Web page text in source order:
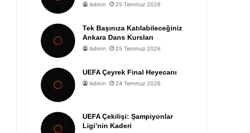
Admin 25 Temmuz 2026
Tek Başınıza Katılabileceğiniz
Ankara Dans Kursları
Admin 25 Temmuz 2026
UEFA Çeyrek Final Heyecanı
Admin 24 Temmuz 2026
UEFA Çekilişi: Şampiyonlar
Ligi’nin Kaderi